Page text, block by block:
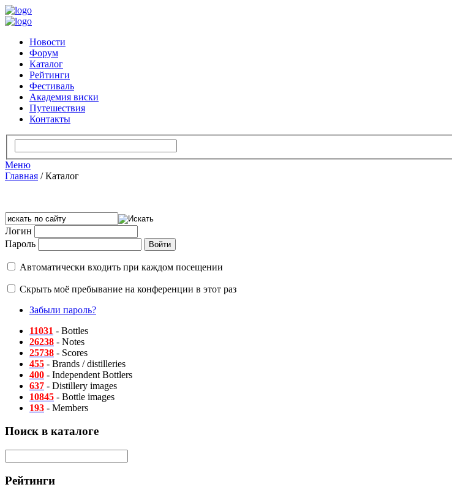
Новости
Форум
Каталог
Рейтинги
Фестиваль
Академия виски
Путешествия
Контакты
Меню
Главная /Каталог
Логин
Пароль
Автоматически входить при каждом посещении
Скрыть моё пребывание на конференции в этот раз
Забыли пароль?
11031 - Bottles
26238 - Notes
25738 - Scores
455 - Brands / distilleries
400 - Independent Bottlers
637 - Distillery images
10845 - Bottle images
193 - Members
Поиск в каталоге
Рейтинги